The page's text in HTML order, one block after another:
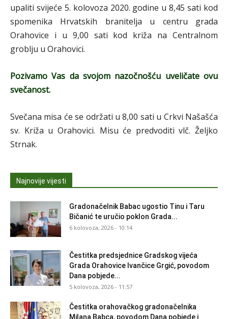
upaliti svijeće 5. kolovoza 2020. godine u 8,45 sati kod
spomenika Hrvatskih branitelja u centru grada
Orahovice i u 9,00 sati kod križa na Centralnom
groblju u Orahovici.
Pozivamo Vas da svojom nazočnošću uveličate ovu
svečanost.
Svečana misa će se održati u 8,00 sati u Crkvi Našašća
sv. Križa u Orahovici. Misu će predvoditi vlč. Željko
Strnak.
Najnovije vijesti
Gradonačelnik Babac ugostio Tinu i Taru
Bičanić te uručio poklon Grada...
6 kolovoza, 2026 - 10:14
Čestitka predsjednice Gradskog vijeća
Grada Orahovice Ivančice Grgić, povodom
Dana pobjede...
5 kolovoza, 2026 - 11:57
Čestitka orahovačkog gradonačelnika
Milana Babca, povodom Dana pobjede i